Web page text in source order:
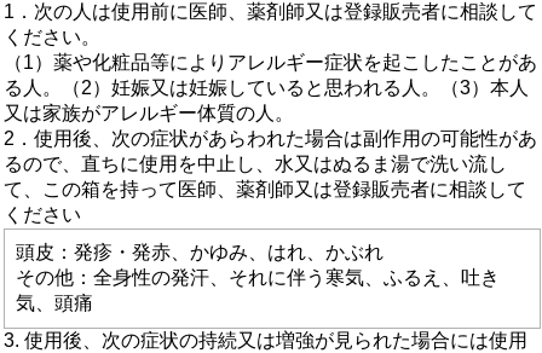
1．次の人は使用前に医師、薬剤師又は登録販売者に相談して
ください。
（1）薬や化粧品等によりアレルギー症状を起こしたことがあ
る人。（2）妊娠又は妊娠していると思われる人。（3）本人
又は家族がアレルギー体質の人。
2．使用後、次の症状があらわれた場合は副作用の可能性があ
るので、直ちに使用を中止し、水又はぬるま湯で洗い流し
て、この箱を持って医師、薬剤師又は登録販売者に相談して
ください
頭皮：発疹・発赤、かゆみ、はれ、かぶれ
その他：全身性の発汗、それに伴う寒気、ふるえ、吐き
気、頭痛
3. 使用後、次の症状の持続又は増強が見られた場合には使用